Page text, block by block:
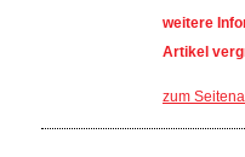
weitere
Artikel
zum